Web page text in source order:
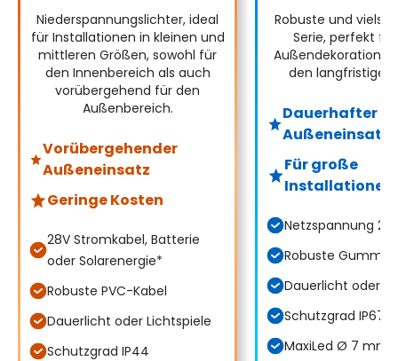
Niederspannungslichter, ideal
für Installationen in kleinen und
mittleren Größen, sowohl für
den Innenbereich als auch
vorübergehend für den
Außenbereich.
Vorübergehender
Außeneinsatz
Geringe Kosten
28V Stromkabel, Batterie
oder Solarenergie*
Robuste PVC-Kabel
Dauerlicht oder Lichtspiele
Schutzgrad IP44
Robuste und
Serie, perfekt
den langfristigen
Dauerhafter
Außeneinsatz
Für große
Installationen
Netzspannung
Robuste
Dauerlicht oder
Schutzgrad IP67
MaxiLed Ø 7 mm